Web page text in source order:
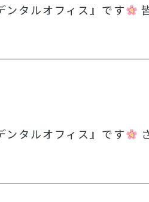
ンタルオフィス』です
ンタルオフィス』です